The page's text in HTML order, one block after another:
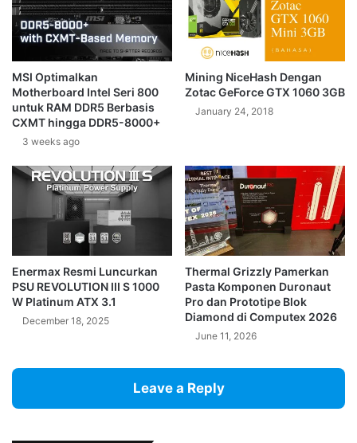
MSI Optimalkan
Motherboard Intel Seri 800
untuk RAM DDR5 Berbasis
CXMT hingga DDR5-8000+
3 weeks ago
Mining NiceHash Dengan
Zotac GeForce GTX 1060 3GB
January 24, 2018
Enermax Resmi Luncurkan
PSU REVOLUTION III S 1000
W Platinum ATX 3.1
December 18, 2025
Thermal Grizzly Pamerkan
Pasta Komponen Duronaut
Pro dan Prototipe Blok
Diamond di Computex 2026
June 11, 2026
Leave a Reply